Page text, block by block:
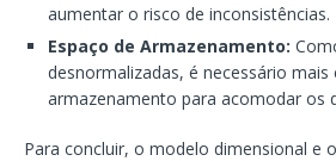
aumentar o risco de inconsistências.
Espaço de Armazenamento:
desnormalizadas, é necessário mais
armazenamento para acomodar os
Para concluir, o modelo dimensional e